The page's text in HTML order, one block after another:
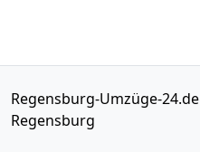
Regensburg-Umzüge-24.de
Regensburg